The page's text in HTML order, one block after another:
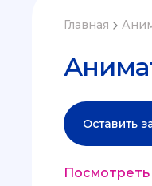
Главная
Оставить
Посмотреть